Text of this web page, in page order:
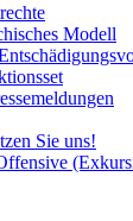
Modell
Sie uns!